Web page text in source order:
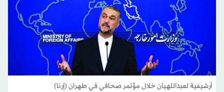
أرشيفية لعبداللهيان خلال مؤتمر صحافي في طهران (إرنا)